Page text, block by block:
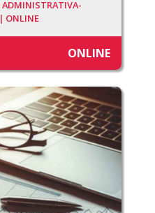
ADMINISTRATIVA-
ONLINE
ONLINE